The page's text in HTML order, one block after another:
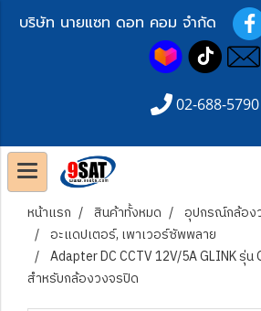
บริษัท นายแซท ดอท คอม จำกัด
02-688-5790
หน้าแรก สินค้าทั้งหมด
อุปกรณ์กล้อง
อะแดปเตอร์, เพาเวอร์ซัพพลาย
Adapter DC CCTV 12V/5A GLINK รุ่น
สำหรับกล้องวงจรปิด